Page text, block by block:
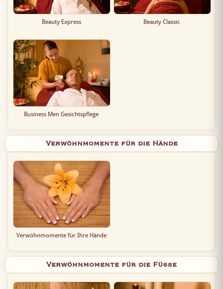
Beauty Express Beauty Classic
Business Men Gesichtspflege
Verwöhnmomente für die Hände
Verwöhnmomente für Ihre Hände
Verwöhnmomente für die Füße